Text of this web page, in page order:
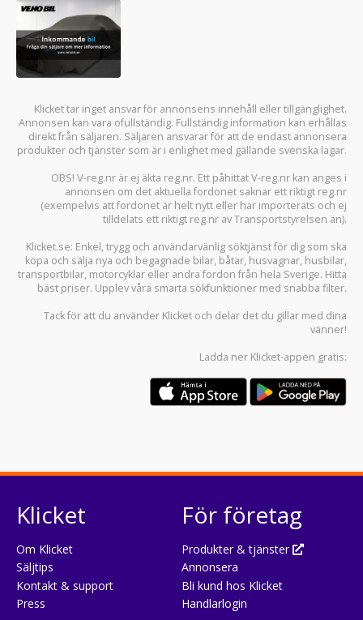
Klicket tar inget ansvar för annonsens innehåll eller tillgänglighet.
Annonsen kan vara ofullständig. Fullständig information kan erhållas
direkt från säljaren. Säljaren ansvarar för att de endast annonsera
produkter och tjänster som är i enlighet med gällande svenska lagar.
OBS! V-reg.nr är ej äkta reg.nr. Ett påhittat V-reg.nr kan anges i
annonsen om det aktuella fordonet saknar ett riktigt reg.nr
(exempelvis att fordonet är helt nytt eller har importerats och ej
tilldelats ett riktigt reg.nr av Transportstyrelsen än).
Klicket.se: Enkel, trygg och användarvänlig söktjänst för dig som ska
köpa och sälja nya och begagnade bilar, båtar, husvagnar, husbilar,
transportbilar, motorcyklar eller andra fordon från hela Sverige. Hitta
bäst priser. Upplev våra smarta sökfunktioner med snabba filter.
Tack för att du använder Klicket och delar det du gillar med dina
vänner!
Ladda ner Klicket-appen gratis:
Klicket
Om Klicket
Säljtips
Kontakt & support
Press
För företag
Produkter & tjänster
Annonsera
Bli kund hos Klicket
Handlarlogin